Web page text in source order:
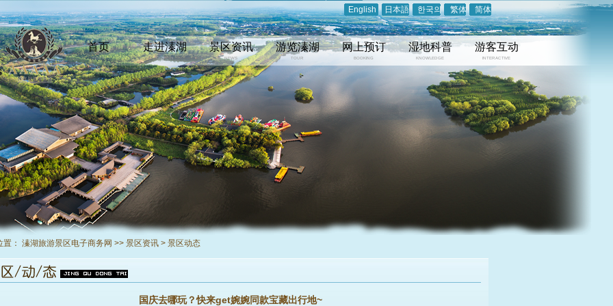
English 日本語 한국의 繁体 简体
首页
INDEX
走进溱湖
COMEIN
景区资讯
NEWS
游览溱湖
TOUR
网上预订
BOOKING
湿地科普
KNOWLEDGE
游客互动
INTERACTIVE
置： 溱湖旅游景区电子商务网 >> 景区资讯 > 景区动态
国庆去哪玩？快来get婉婉同款宝藏出行地~